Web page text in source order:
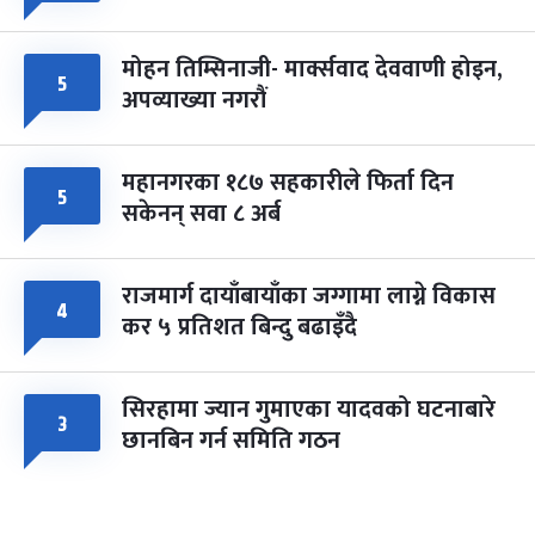
५ मोहन तिम्सिनाजी- मार्क्सवाद देववाणी होइन,
अपव्याख्या नगरौं
५ महानगरका १८७ सहकारीले फिर्ता दिन
सकेनन् सवा ८ अर्ब
४ राजमार्ग दायाँबायाँका जग्गामा लाग्ने विकास
कर ५ प्रतिशत बिन्दु बढाइँदै
३ सिरहामा ज्यान गुमाएका यादवको घटनाबारे
छानबिन गर्न समिति गठन